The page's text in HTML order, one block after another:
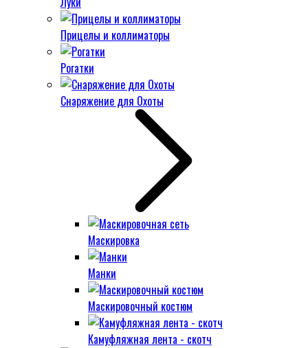
Прицелы и коллиматоры
Рогатки
Снаряжение для Охоты
Маскировка
Манки
Маскировочный костюм
Камуфляжная лента - скотч